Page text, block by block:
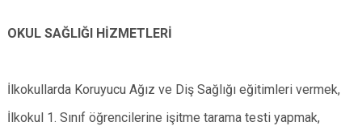
OKUL SAĞLIĞI HİZMETLERİ
İlkokullarda Koruyucu Ağız ve Diş Sağlığı eğitimleri vermek,
İlkokul 1. Sınıf öğrencilerine işitme tarama testi yapmak,